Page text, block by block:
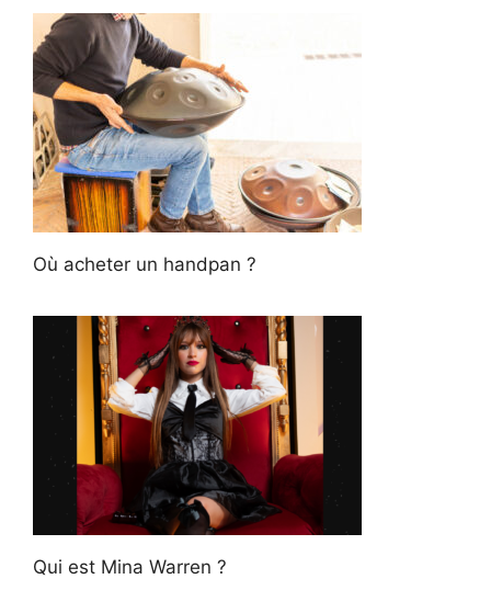
Où acheter un handpan ?
Qui est Mina Warren ?